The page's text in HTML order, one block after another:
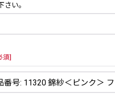
さい。
須]